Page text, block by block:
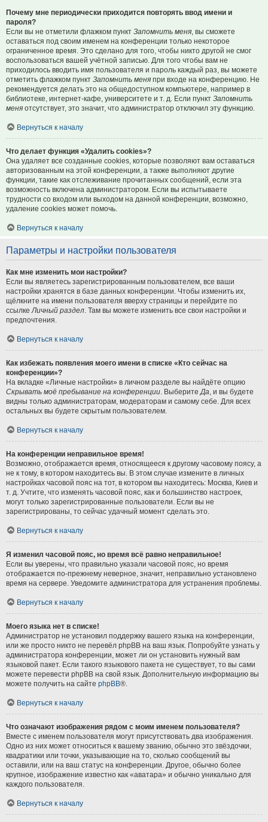
Почему мне периодически приходится повторять ввод имени и
пароля?
Если вы не отметили флажком пункт Запомнить меня , вы сможете
оставаться под своим именем на конференции только некоторое
ограниченное время. Это сделано для того, чтобы никто другой не смог
воспользоваться вашей учётной записью. Для того чтобы вам не
приходилось вводить имя пользователя и пароль каждый раз, вы можете
отметить флажком пункт Запомнить меня при входе на конференцию. Не
рекомендуется делать это на общедоступном компьютере, например в
библиотеке, интернет-кафе, университете и т. д. Если пункт Запомнить
меня отсутствует, это значит, что администратор отключил эту функцию.
Вернуться к началу
Что делает функция «Удалить cookies»?
Она удаляет все созданные cookies, которые позволяют вам оставаться
авторизованным на этой конференции, а также выполняют другие
функции, такие как отслеживание прочитанных сообщений, если эта
возможность включена администратором. Если вы испытываете
трудности со входом или выходом на данной конференции, возможно,
удаление cookies может помочь.
Вернуться к началу
Параметры и настройки пользователя
Как мне изменить мои настройки?
Если вы являетесь зарегистрированным пользователем, все ваши
настройки хранятся в базе данных конференции. Чтобы изменить их,
щёлкните на имени пользователя вверху страницы и перейдите по
ссылке Личный раздел . Там вы можете изменить все свои настройки и
предпочтения.
Вернуться к началу
Как избежать появления моего имени в списке «Кто сейчас на
конференции»?
На вкладке «Личные настройки» в личном разделе вы найдёте опцию
Скрывать моё пребывание на конференции . Выберите Да , и вы будете
видны только администраторам, модераторам и самому себе. Для всех
остальных вы будете скрытым пользователем.
Вернуться к началу
На конференции неправильное время!
Возможно, отображается время, относящееся к другому часовому поясу, а
не к тому, в котором находитесь вы. В этом случае измените в личных
настройках часовой пояс на тот, в котором вы находитесь: Москва, Киев и
т. д. Учтите, что изменять часовой пояс, как и большинство настроек,
могут только зарегистрированные пользователи. Если вы не
зарегистрированы, то сейчас удачный момент сделать это.
Вернуться к началу
Я изменил часовой пояс, но время всё равно неправильное!
Если вы уверены, что правильно указали часовой пояс, но время
отображается по-прежнему неверное, значит, неправильно установлено
время на сервере. Уведомите администратора для устранения проблемы.
Вернуться к началу
Моего языка нет в списке!
Администратор не установил поддержку вашего языка на конференции,
или же просто никто не перевёл phpBB на ваш язык. Попробуйте узнать у
администратора конференции, может ли он установить нужный вам
языковой пакет. Если такого языкового пакета не существует, то вы сами
можете перевести phpBB на свой язык. Дополнительную информацию вы
можете получить на сайте phpBB®.
Вернуться к началу
Что означают изображения рядом с моим именем пользователя?
Вместе с именем пользователя могут присутствовать два изображения.
Одно из них может относиться к вашему званию, обычно это звёздочки,
квадратики или точки, указывающие на то, сколько сообщений вы
оставили, или на ваш статус на конференции. Другое, обычно более
крупное, изображение известно как «аватара» и обычно уникально для
каждого пользователя.
Вернуться к началу